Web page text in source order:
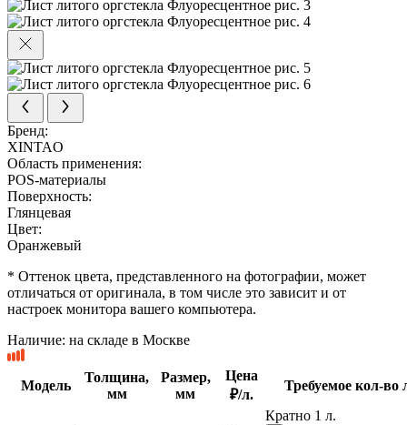
Бренд:
XINTAO
Область применения:
POS-материалы
Поверхность:
Глянцевая
Цвет:
Оранжевый
* Оттенок цвета, представленного на фотографии, может
отличаться от оригинала, в том числе это зависит и от
настроек монитора вашего компьютера.
Наличие: на складе в Москве
Модель
Толщина,
мм
Размер,
мм
Цена
₽/л.
Требуемое кол-во
Кратно 1 л.